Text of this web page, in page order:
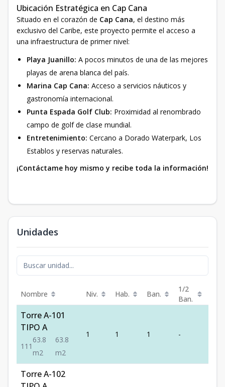
Ubicación Estratégica en Cap Cana
Situado en el corazón de Cap Cana, el destino más
exclusivo del Caribe, este proyecto permite el acceso a
una infraestructura de primer nivel:
Playa Juanillo: A pocos minutos de una de las mejores
playas de arena blanca del país.
Marina Cap Cana: Acceso a servicios náuticos y
gastronomía internacional.
Punta Espada Golf Club: Proximidad al renombrado
campo de golf de clase mundial.
Entretenimiento: Cercano a Dorado Waterpark, Los
Establos y reservas naturales.
¡Contáctame hoy mismo y recibe toda la información!
Unidades
Nombre Niv. Hab. Ban.
1/2
Ban.
Torre A-101
TIPO A
1 1 1
63.8
m2
63.8
m2
1 1 1 -
Torre A-102